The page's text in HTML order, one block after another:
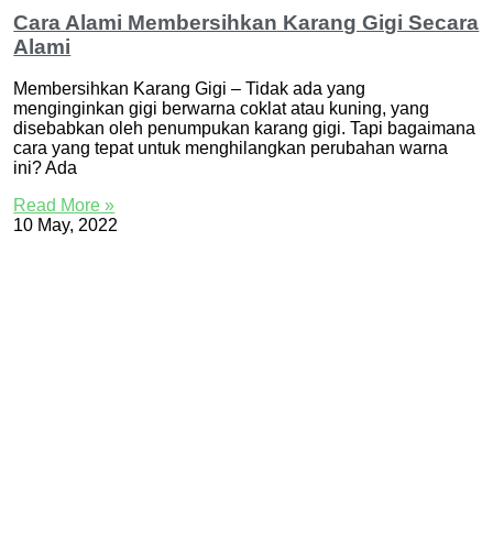
Cara Alami Membersihkan Karang Gigi Secara
Alami
Membersihkan Karang Gigi – Tidak ada yang
menginginkan gigi berwarna coklat atau kuning, yang
disebabkan oleh penumpukan karang gigi. Tapi bagaimana
cara yang tepat untuk menghilangkan perubahan warna
ini? Ada
Read More »
10 May, 2022